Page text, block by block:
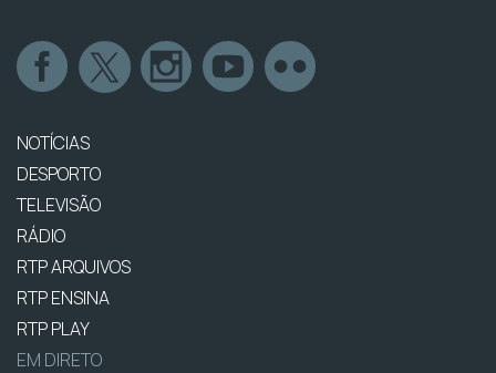
NOTÍCIAS
DESPORTO
TELEVISÃO
RÁDIO
RTP ARQUIVOS
RTP ENSINA
RTP PLAY
EM DIRETO